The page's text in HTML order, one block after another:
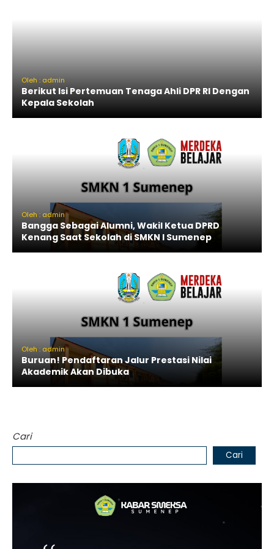
Oleh : admin
Berikut Isi Pertemuan Tenaga Ahli DPR RI Dengan
Kepala Sekolah
Oleh : admin
Bangga Sebagai Alumni, Wakil Ketua DPRD
Kenang Saat Sekolah di SMKN I Sumenep
Oleh : admin
Buruan! Pendaftaran Jalur Prestasi Nilai
Akademik Akan Dibuka
Cari
Cari